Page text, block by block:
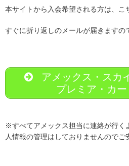
本サイトから入会希望される方は、こ
すぐに折り返しのメールが届きますの
アメックス・スカ
プレミア・カ
※すべてアメックス担当に連絡が行く
人情報の管理はしておりませんのでご